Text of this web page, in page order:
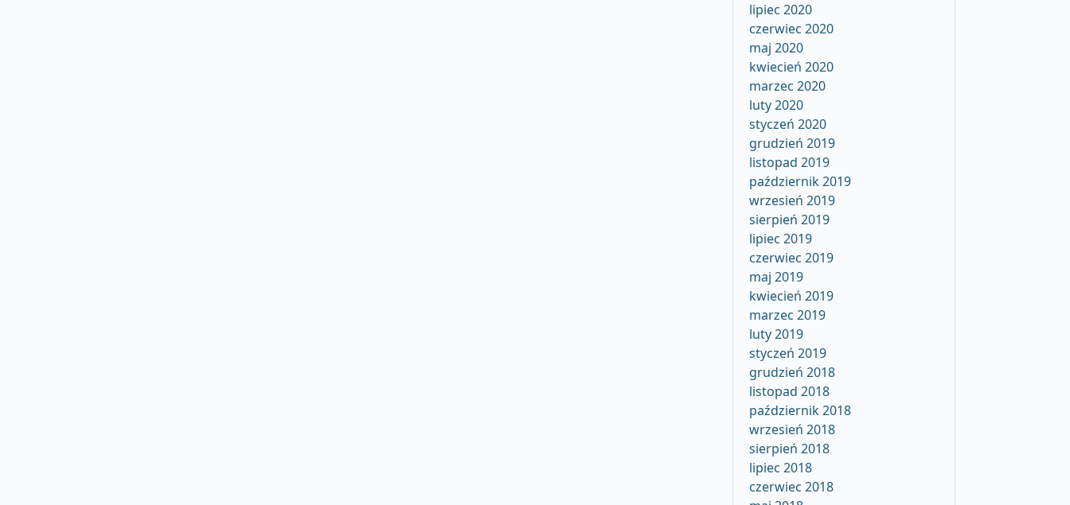
lipiec 2020
czerwiec 2020
maj 2020
kwiecień 2020
marzec 2020
luty 2020
styczeń 2020
grudzień 2019
listopad 2019
październik 2019
wrzesień 2019
sierpień 2019
lipiec 2019
czerwiec 2019
maj 2019
kwiecień 2019
marzec 2019
luty 2019
styczeń 2019
grudzień 2018
listopad 2018
październik 2018
wrzesień 2018
sierpień 2018
lipiec 2018
czerwiec 2018